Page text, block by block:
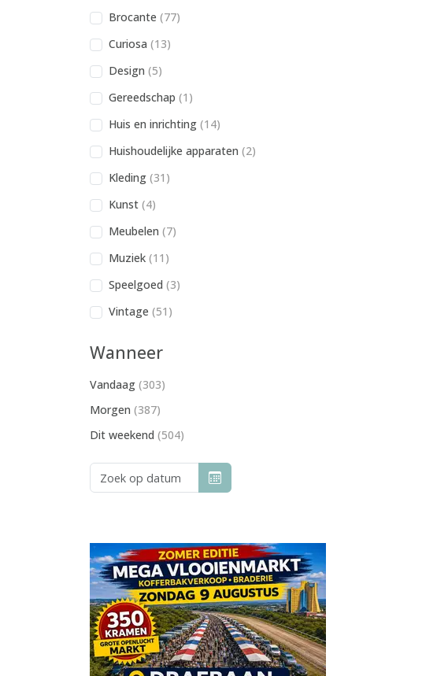
Brocante (77)
Curiosa (13)
Design (5)
Gereedschap (1)
Huis en inrichting (14)
Huishoudelijke apparaten (2)
Kleding (31)
Kunst (4)
Meubelen (7)
Muziek (11)
Speelgoed (3)
Vintage (51)
Wanneer
Vandaag (303)
Morgen (387)
Dit weekend (504)